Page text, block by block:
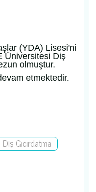
(YDA) Lisesi'ni
Üniversitesi Diş
olmuştur.
etmektedir.
Diş Gıcırdatma